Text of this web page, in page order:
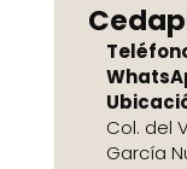
Col. del
García